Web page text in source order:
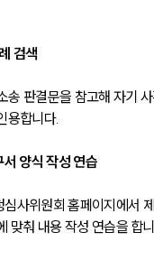
검색
송 판결문을 참고해 자기
용합니다.
양식 작성 연습
심사위원회 홈페이지에서
맞춰 내용 작성 연습을 합